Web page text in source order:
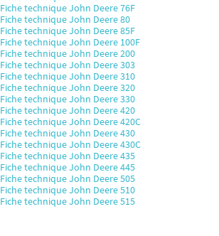
Fiche technique John Deere 76F
Fiche technique John Deere 80
Fiche technique John Deere 85F
Fiche technique John Deere 100F
Fiche technique John Deere 200
Fiche technique John Deere 303
Fiche technique John Deere 310
Fiche technique John Deere 320
Fiche technique John Deere 330
Fiche technique John Deere 420
Fiche technique John Deere 420C
Fiche technique John Deere 430
Fiche technique John Deere 430C
Fiche technique John Deere 435
Fiche technique John Deere 445
Fiche technique John Deere 505
Fiche technique John Deere 510
Fiche technique John Deere 515